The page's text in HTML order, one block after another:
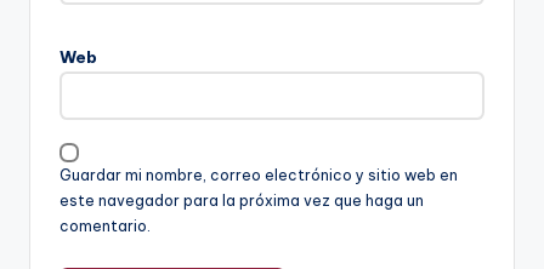
Web
Guardar mi nombre, correo electrónico y sitio web en
este navegador para la próxima vez que haga un
comentario.